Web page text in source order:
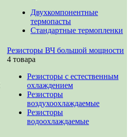
Двухкомпонентные
термопасты
Стандартные термопленки
Резисторы ВЧ большой мощности
4 товара
Резисторы с естественным
охлаждением
Резисторы
воздухоохлаждаемые
Резисторы
водоохлаждаемые